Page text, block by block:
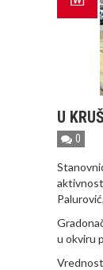
U
0
u okviru